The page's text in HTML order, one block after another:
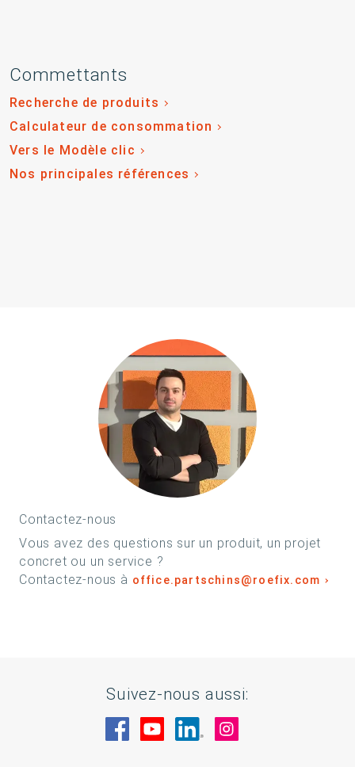
Commettants
Recherche de produits
Calculateur de consommation
Vers le Modèle clic
Nos principales références
Contactez-nous
Vous avez des questions sur un produit, un projet
concret ou un service ?
Contactez-nous à office.partschins@roefix.com
Suivez-nous aussi:
Rendez-nous visite sur Facebook
Rendez-nous visite sur
Rendez-nous visite